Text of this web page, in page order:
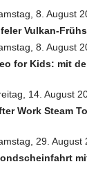
8. August
Vulkan-
8. August
for Kids: mit
14. August
Work Steam
29. August